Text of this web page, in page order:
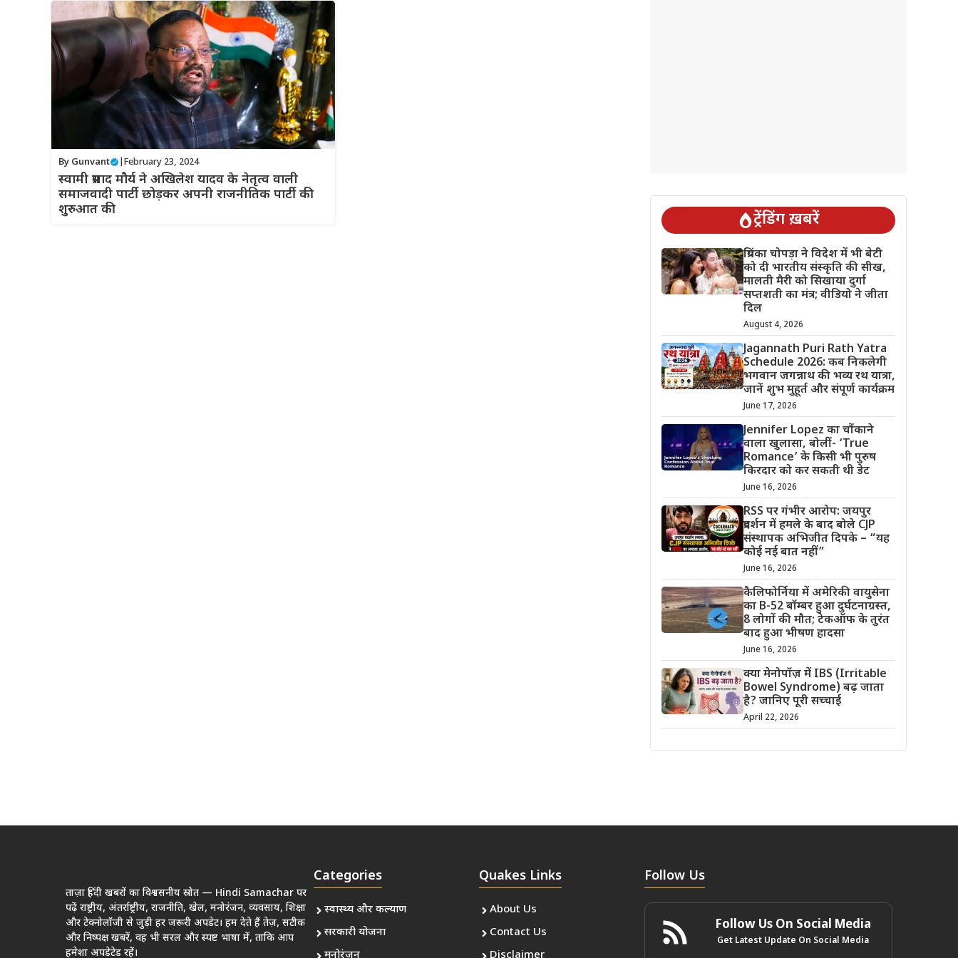
By Gunvant February 23, 2024
स्वामी प्रसाद मौर्य ने अखिलेश यादव के नेतृत्व वाली
समाजवादी पार्टी छोड़कर अपनी राजनीतिक पार्टी की
शुरुआत की
ट्रेंडिंग ख़बरें
प्रियंका चोपड़ा ने विदेश में भी बेटी
को दी भारतीय संस्कृति की सीख,
मालती मैरी को सिखाया दुर्गा
सप्तशती का मंत्र; वीडियो ने जीता
दिल
August 4, 2026
Jagannath Puri Rath Yatra
Schedule 2026: कब निकलेगी
भगवान जगन्नाथ की भव्य रथ यात्रा,
जानें शुभ मुहूर्त और संपूर्ण कार्यक्रम
June 17, 2026
Jennifer Lopez का चौंकाने
वाला खुलासा, बोलीं- ‘True
Romance’ के किसी भी पुरुष
किरदार को कर सकती थी डेट
June 16, 2026
RSS पर गंभीर आरोप: जयपुर
प्रदर्शन में हमले के बाद बोले CJP
संस्थापक अभिजीत दिपके – “यह
कोई नई बात नहीं”
June 16, 2026
कैलिफोर्निया में अमेरिकी वायुसेना
का B-52 बॉम्बर हुआ दुर्घटनाग्रस्त,
8 लोगों की मौत; टेकऑफ के तुरंत
बाद हुआ भीषण हादसा
June 16, 2026
क्या मेनोपॉज़ में IBS (Irritable
Bowel Syndrome) बढ़ जाता
है? जानिए पूरी सच्चाई
April 22, 2026
ताज़ा हिंदी खबरों का विश्वसनीय स्रोत — Hindi Samachar पर
पढ़ें राष्ट्रीय, अंतर्राष्ट्रीय, राजनीति, खेल, मनोरंजन, व्यवसाय, शिक्षा
और टेक्नोलॉजी से जुड़ी हर जरूरी अपडेट। हम देते हैं तेज़, सटीक
और निष्पक्ष खबरें, वह भी सरल और स्पष्ट भाषा में, ताकि आप
हमेशा अपडेटेड रहें।
Categories
स्वास्थ्य और कल्याण
सरकारी योजना
Quakes Links
About Us
Contact Us
Follow Us
Follow Us On Social Media
Get Latest Update On Social Media